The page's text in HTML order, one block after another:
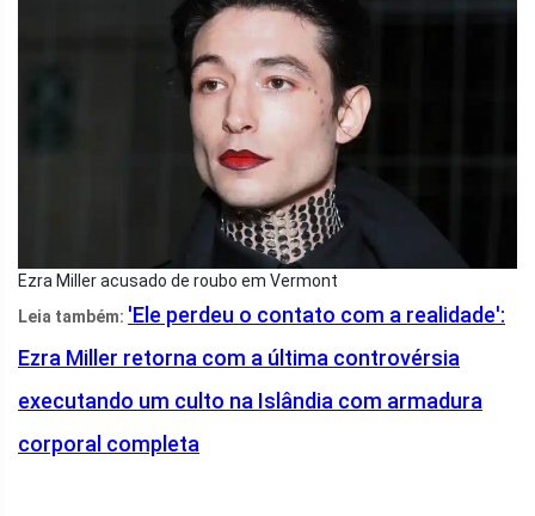
Ezra Miller acusado de roubo em Vermont
Leia também: 'Ele perdeu o contato com a realidade':
Ezra Miller retorna com a última controvérsia
executando um culto na Islândia com armadura
corporal completa